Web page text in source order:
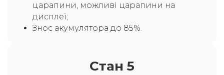
царапини, можливі царапини на
дисплеї;
Знос акумулятора до 85%.
Стан 5